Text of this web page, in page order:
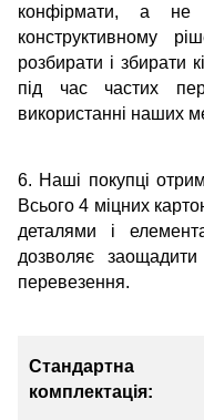
конфірмати, а не
конструктивному
розбирати і збирати
під час частих
використанні наших
6. Наші покупці
Всього 4 міцних
деталями і
дозволяє
перевезення.
Стандартна
комплектація: